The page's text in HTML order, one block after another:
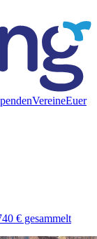
VereineEuer
€ gesammelt